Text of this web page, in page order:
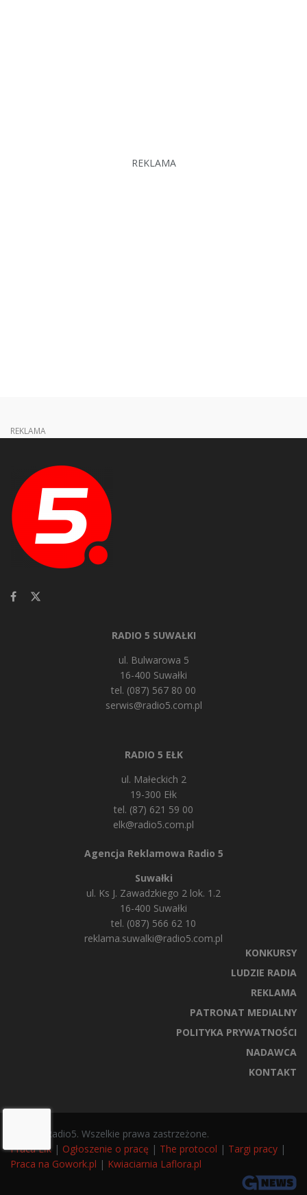
REKLAMA
REKLAMA
RADIO 5 SUWAŁKI
ul. Bulwarowa 5
16-400 Suwałki
tel. (087) 567 80 00
serwis@radio5.com.pl
RADIO 5 EŁK
ul. Małeckich 2
19-300 Ełk
tel. (87) 621 59 00
elk@radio5.com.pl
Agencja Reklamowa Radio 5
Suwałki
ul. Ks J. Zawadzkiego 2 lok. 1.2
16-400 Suwałki
tel. (087) 566 62 10
reklama.suwalki@radio5.com.pl
KONKURSY
LUDZIE RADIA
REKLAMA
PATRONAT MEDIALNY
POLITYKA PRYWATNOŚCI
NADAWCA
KONTAKT
© 2025 Radio5. Wszelkie prawa zastrzeżone.
Praca Ełk| Ogłoszenie o pracę | The protocol | Targi pracy |
Praca na Gowork.pl | Kwiaciarnia Laflora.pl